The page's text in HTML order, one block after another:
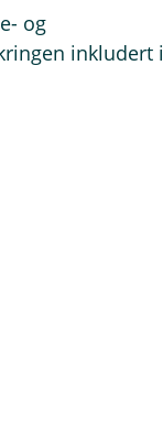
og
inkludert i